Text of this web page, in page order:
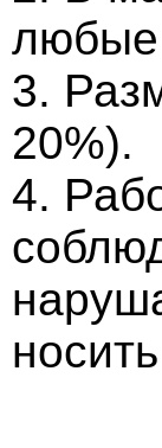
любые
3.
20%).
4.